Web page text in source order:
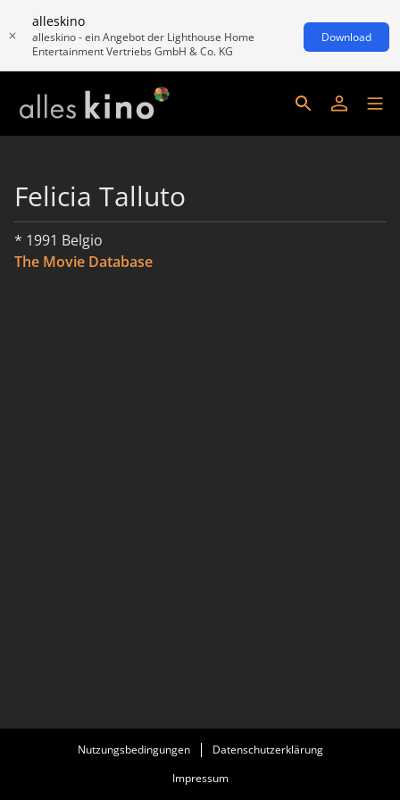
alleskino
alleskino - ein Angebot der Lighthouse Home
Entertainment Vertriebs GmbH & Co. KG
Download
Felicia Talluto
* 1991 Belgio
The Movie Database
Nutzungsbedingungen
Datenschutzerklärung
Impressum